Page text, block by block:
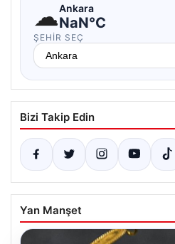
☁Ankara
NaN°C
ŞEHIR SEÇ
Bizi Takip Edin
Yan Manşet